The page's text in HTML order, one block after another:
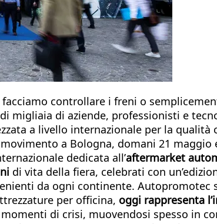
controllare i freni o
migliaia di aziende, professionisti e
a livello internazionale per la
a Bologna, domani 21
dedicata all’aftermarket
di vita della fiera, celebrati con
da ogni continente.
per officina, oggi rappresenta
di crisi, muovendosi spesso in